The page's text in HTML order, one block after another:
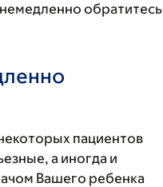
обратитесь
пациентов
а иногда и
Вашего ребенка